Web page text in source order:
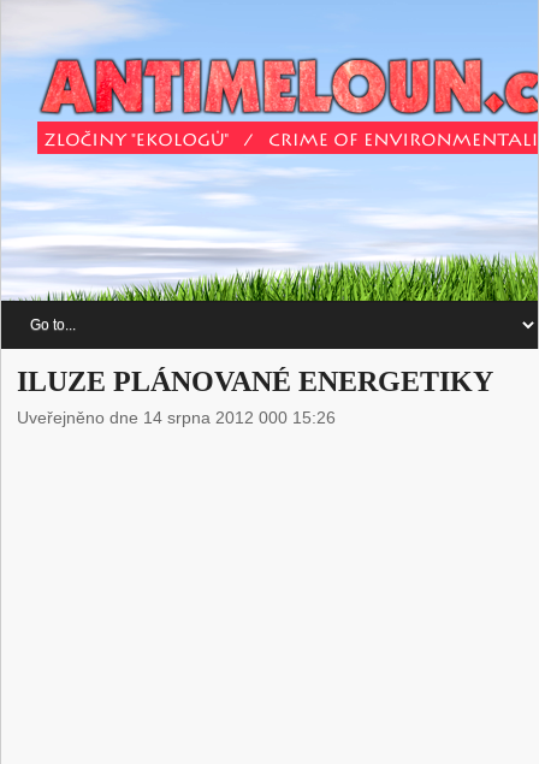
ILUZE PLÁNOVANÉ ENERGETIKY
Uveřejněno dne 14 srpna 2012 000 15:26